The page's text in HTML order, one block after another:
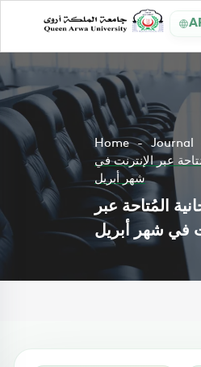
Home
Journal
عبر الإنترنت في
شهر أبريل
المُتاحة عبر
في شهر أبريل